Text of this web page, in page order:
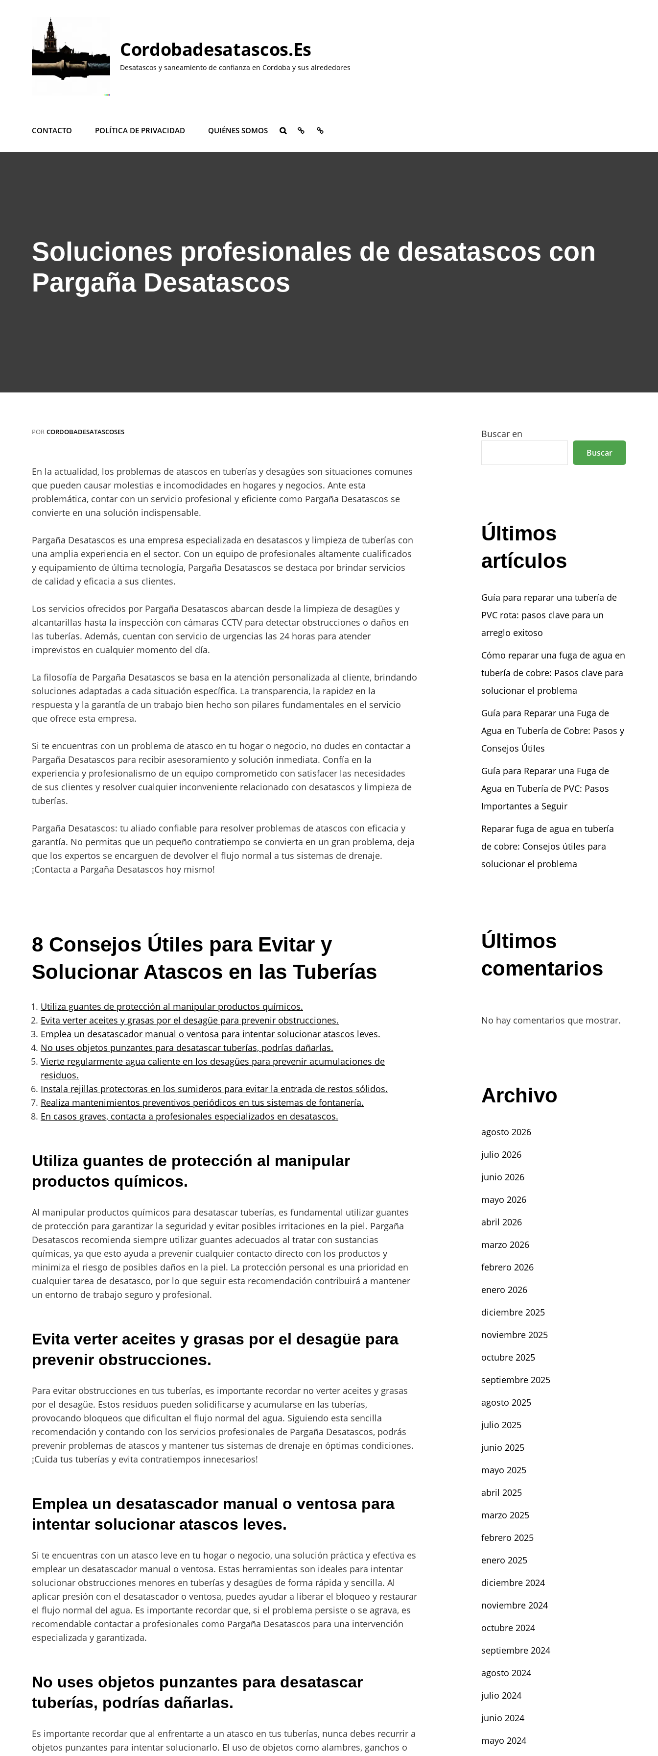
Cordobadesatascos.es
Desatascos y saneamiento de confianza en Cordoba y sus alrededores
CONTACTO POLÍTICA DE PRIVACIDAD QUIÉNES SOMOS BUSCARQUIÉNESCONTACTO
Soluciones profesionales de desatascos con
Pargaña Desatascos
POR CORDOBADESATASCOSES
En la actualidad, los problemas de atascos en tuberías y desagües son situaciones comunes
que pueden causar molestias e incomodidades en hogares y negocios. Ante esta
problemática, contar con un servicio profesional y eficiente como Pargaña Desatascos se
convierte en una solución indispensable.
Pargaña Desatascos es una empresa especializada en desatascos y limpieza de tuberías con
una amplia experiencia en el sector. Con un equipo de profesionales altamente cualificados
y equipamiento de última tecnología, Pargaña Desatascos se destaca por brindar servicios
de calidad y eficacia a sus clientes.
Los servicios ofrecidos por Pargaña Desatascos abarcan desde la limpieza de desagües y
alcantarillas hasta la inspección con cámaras CCTV para detectar obstrucciones o daños en
las tuberías. Además, cuentan con servicio de urgencias las 24 horas para atender
imprevistos en cualquier momento del día.
La filosofía de Pargaña Desatascos se basa en la atención personalizada al cliente, brindando
soluciones adaptadas a cada situación específica. La transparencia, la rapidez en la
respuesta y la garantía de un trabajo bien hecho son pilares fundamentales en el servicio
que ofrece esta empresa.
Si te encuentras con un problema de atasco en tu hogar o negocio, no dudes en contactar a
Pargaña Desatascos para recibir asesoramiento y solución inmediata. Confía en la
experiencia y profesionalismo de un equipo comprometido con satisfacer las necesidades
de sus clientes y resolver cualquier inconveniente relacionado con desatascos y limpieza de
tuberías.
Pargaña Desatascos: tu aliado confiable para resolver problemas de atascos con eficacia y
garantía. No permitas que un pequeño contratiempo se convierta en un gran problema, deja
que los expertos se encarguen de devolver el flujo normal a tus sistemas de drenaje.
¡Contacta a Pargaña Desatascos hoy mismo!
8 Consejos Útiles para Evitar y
Solucionar Atascos en las Tuberías
Utiliza guantes de protección al manipular productos químicos.
Evita verter aceites y grasas por el desagüe para prevenir obstrucciones.
Emplea un desatascador manual o ventosa para intentar solucionar atascos leves.
No uses objetos punzantes para desatascar tuberías, podrías dañarlas.
Vierte regularmente agua caliente en los desagües para prevenir acumulaciones de
residuos.
Instala rejillas protectoras en los sumideros para evitar la entrada de restos sólidos.
Realiza mantenimientos preventivos periódicos en tus sistemas de fontanería.
En casos graves, contacta a profesionales especializados en desatascos.
Utiliza guantes de protección al manipular
productos químicos.
Al manipular productos químicos para desatascar tuberías, es fundamental utilizar guantes
de protección para garantizar la seguridad y evitar posibles irritaciones en la piel. Pargaña
Desatascos recomienda siempre utilizar guantes adecuados al tratar con sustancias
químicas, ya que esto ayuda a prevenir cualquier contacto directo con los productos y
minimiza el riesgo de posibles daños en la piel. La protección personal es una prioridad en
cualquier tarea de desatasco, por lo que seguir esta recomendación contribuirá a mantener
un entorno de trabajo seguro y profesional.
Evita verter aceites y grasas por el desagüe para
prevenir obstrucciones.
Para evitar obstrucciones en tus tuberías, es importante recordar no verter aceites y grasas
por el desagüe. Estos residuos pueden solidificarse y acumularse en las tuberías,
provocando bloqueos que dificultan el flujo normal del agua. Siguiendo esta sencilla
recomendación y contando con los servicios profesionales de Pargaña Desatascos, podrás
prevenir problemas de atascos y mantener tus sistemas de drenaje en óptimas condiciones.
¡Cuida tus tuberías y evita contratiempos innecesarios!
Emplea un desatascador manual o ventosa para
intentar solucionar atascos leves.
Si te encuentras con un atasco leve en tu hogar o negocio, una solución práctica y efectiva es
emplear un desatascador manual o ventosa. Estas herramientas son ideales para intentar
solucionar obstrucciones menores en tuberías y desagües de forma rápida y sencilla. Al
aplicar presión con el desatascador o ventosa, puedes ayudar a liberar el bloqueo y restaurar
el flujo normal del agua. Es importante recordar que, si el problema persiste o se agrava, es
recomendable contactar a profesionales como Pargaña Desatascos para una intervención
especializada y garantizada.
No uses objetos punzantes para desatascar
tuberías, podrías dañarlas.
Es importante recordar que al enfrentarte a un atasco en tus tuberías, nunca debes recurrir a
objetos punzantes para intentar solucionarlo. El uso de objetos como alambres, ganchos o
Buscar en
Buscar
Últimos
artículos
Guía para reparar una tubería de
PVC rota: pasos clave para un
arreglo exitoso
Cómo reparar una fuga de agua en
tubería de cobre: Pasos clave para
solucionar el problema
Guía para Reparar una Fuga de
Agua en Tubería de Cobre: Pasos y
Consejos Útiles
Guía para Reparar una Fuga de
Agua en Tubería de PVC: Pasos
Importantes a Seguir
Reparar fuga de agua en tubería
de cobre: Consejos útiles para
solucionar el problema
Últimos
comentarios
No hay comentarios que mostrar.
Archivo
agosto 2026
julio 2026
junio 2026
mayo 2026
abril 2026
marzo 2026
febrero 2026
enero 2026
diciembre 2025
noviembre 2025
octubre 2025
septiembre 2025
agosto 2025
julio 2025
junio 2025
mayo 2025
abril 2025
marzo 2025
febrero 2025
enero 2025
diciembre 2024
noviembre 2024
octubre 2024
septiembre 2024
agosto 2024
julio 2024
junio 2024
mayo 2024